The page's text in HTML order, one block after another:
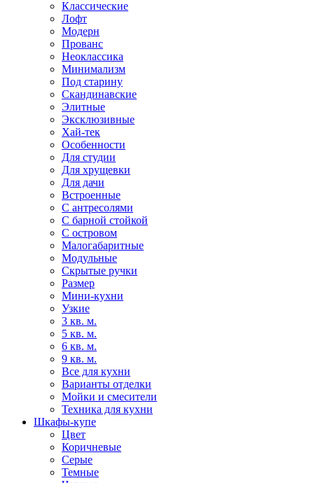
Классические
Лофт
Модерн
Прованс
Неоклассика
Минимализм
Под старину
Скандинавские
Элитные
Эксклюзивные
Хай-тек
Особенности
Для студии
Для хрущевки
Для дачи
Встроенные
С антресолями
С барной стойкой
С островом
Малогабаритные
Модульные
Скрытые ручки
Размер
Мини-кухни
Узкие
3 кв. м.
5 кв. м.
6 кв. м.
9 кв. м.
Все для кухни
Варианты отделки
Мойки и смесители
Техника для кухни
Шкафы-купе
Цвет
Коричневые
Серые
Темные